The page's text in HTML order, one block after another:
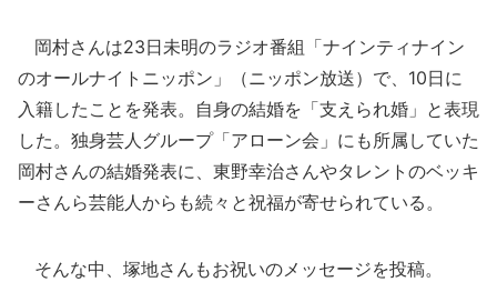
岡村さんは23日未明のラジオ番組「ナインティナイン
のオールナイトニッポン」（ニッポン放送）で、10日に
入籍したことを発表。自身の結婚を「支えられ婚」と表現
した。独身芸人グループ「アローン会」にも所属していた
岡村さんの結婚発表に、東野幸治さんやタレントのベッキ
ーさんら芸能人からも続々と祝福が寄せられている。
そんな中、塚地さんもお祝いのメッセージを投稿。